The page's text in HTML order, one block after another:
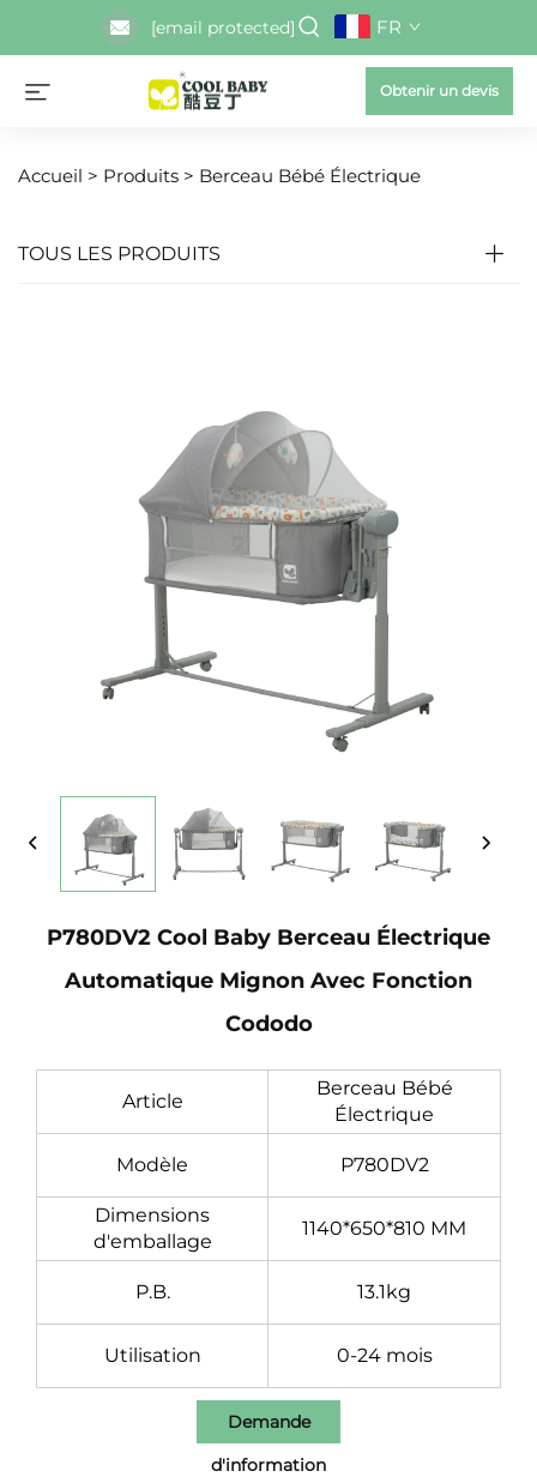
[email protected] FR
Obtenir un devis
Accueil > Produits > Berceau Bébé Électrique
TOUS LES PRODUITS
P780DV2 Cool Baby Berceau Électrique
Automatique Mignon Avec Fonction
Cododo
Article
Berceau Bébé
Électrique
Modèle P780DV2
Dimensions
d'emballage
1140*650*810 MM
P.B. 13.1kg
Utilisation 0-24 mois
Demande
d'information